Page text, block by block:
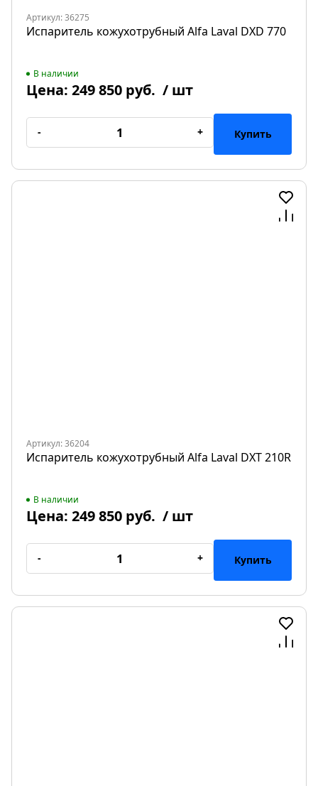
Артикул: 36275
Испаритель кожухотрубный Alfa Laval DXD 770
В наличии
Цена: 249 850 руб. / шт
- + Купить
Артикул: 36204
Испаритель кожухотрубный Alfa Laval DXT 210R
В наличии
Цена: 249 850 руб. / шт
- + Купить